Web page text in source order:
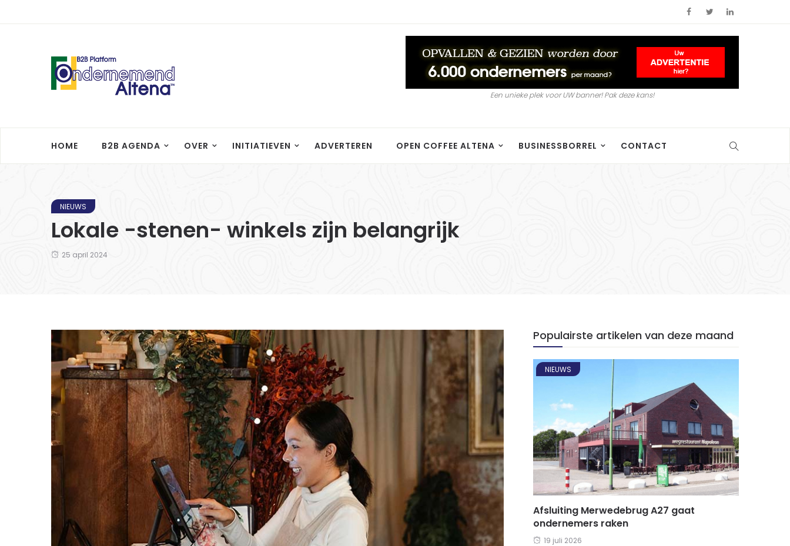
Een unieke plek voor UW banner! Pak deze kans!
HOME B2B AGENDA OVER INITIATIEVEN ADVERTEREN OPEN COFFEE ALTENA BUSINESSBORREL CONTACT
NIEUWS
Lokale -stenen- winkels zijn belangrijk
25 april 2024
Populairste artikelen van deze maand
NIEUWS
Afsluiting Merwedebrug A27 gaat
ondernemers raken
19 juli 2026